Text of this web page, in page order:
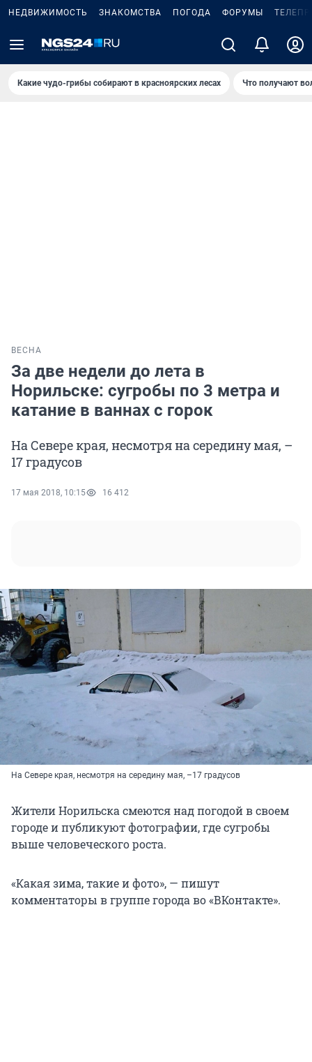
НЕДВИЖИМОСТЬ ЗНАКОМСТВА ПОГОДА ФОРУМЫ
Какие чудо-грибы собирают в красноярских лесах Что получают
ВЕСНА
За две недели до лета в
Норильске: сугробы по 3 метра и
катание в ваннах с горок
На Севере края, несмотря на середину мая, –
17 градусов
17 мая 2018, 10:15 16 412
На Севере края, несмотря на середину мая, –17 градусов
Жители Норильска смеются над погодой в своем
городе и публикуют фотографии, где сугробы
выше человеческого роста.
«Какая зима, такие и фото», — пишут
комментаторы в группе города во «ВКонтакте».